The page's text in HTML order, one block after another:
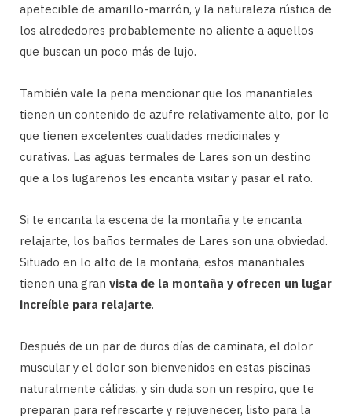
apetecible de amarillo-marrón, y la naturaleza rústica de
los alrededores probablemente no aliente a aquellos
que buscan un poco más de lujo.
También vale la pena mencionar que los manantiales
tienen un contenido de azufre relativamente alto, por lo
que tienen excelentes cualidades medicinales y
curativas. Las aguas termales de Lares son un destino
que a los lugareños les encanta visitar y pasar el rato.
Si te encanta la escena de la montaña y te encanta
relajarte, los baños termales de Lares son una obviedad.
Situado en lo alto de la montaña, estos manantiales
tienen una gran vista de la montaña y ofrecen un lugar
increíble para relajarte.
Después de un par de duros días de caminata, el dolor
muscular y el dolor son bienvenidos en estas piscinas
naturalmente cálidas, y sin duda son un respiro, que te
preparan para refrescarte y rejuvenecer, listo para la